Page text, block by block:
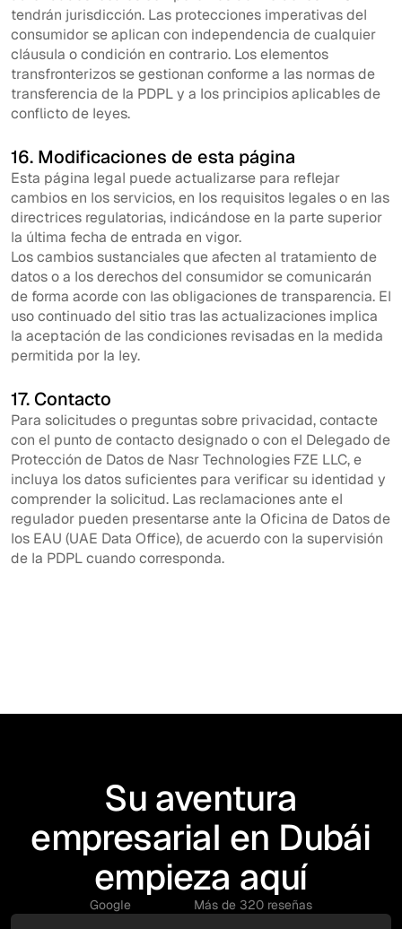
tendrán jurisdicción. Las protecciones imperativas del
consumidor se aplican con independencia de cualquier
cláusula o condición en contrario. Los elementos
transfronterizos se gestionan conforme a las normas de
transferencia de la PDPL y a los principios aplicables de
conflicto de leyes.
16. Modificaciones de esta página
Esta página legal puede actualizarse para reflejar
cambios en los servicios, en los requisitos legales o en las
directrices regulatorias, indicándose en la parte superior
la última fecha de entrada en vigor.
Los cambios sustanciales que afecten al tratamiento de
datos o a los derechos del consumidor se comunicarán
de forma acorde con las obligaciones de transparencia. El
uso continuado del sitio tras las actualizaciones implica
la aceptación de las condiciones revisadas en la medida
permitida por la ley.
17. Contacto
Para solicitudes o preguntas sobre privacidad, contacte
con el punto de contacto designado o con el Delegado de
Protección de Datos de Nasr Technologies FZE LLC, e
incluya los datos suficientes para verificar su identidad y
comprender la solicitud. Las reclamaciones ante el
regulador pueden presentarse ante la Oficina de Datos de
los EAU (UAE Data Office), de acuerdo con la supervisión
de la PDPL cuando corresponda.
Su aventura
empresarial en Dubái
empieza aquí
Google Más de 320 reseñas